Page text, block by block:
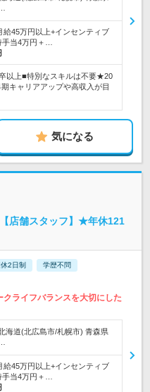
給45万円以上+インセンティブ
当4万円＋…
以上■特別なスキルは不要★20
キャリアアップや高収入が目
気になる
店舗スタッフ】★年休121
2日制 学歴不問
ライフバランスを大切にした
海道(北広島市/札幌市) 青森県
給45万円以上+インセンティブ
当4万円＋…